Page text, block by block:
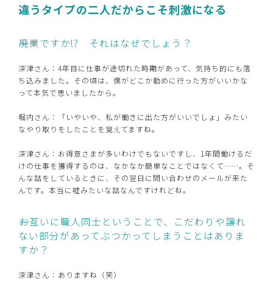
違うタイプの二人だからこそ刺激になる
――廃業ですか!? それはなぜでしょう？
深津さん：4年目に仕事が途切れた時期があって、気持ち的にも落
ち込みました。その頃は、僕がどこか勤めに行った方がいいかな
って本気で思いましたから。
堀内さん：「いやいや、私が働きに出た方がいいでしょ」みたい
なやり取りをしたことを覚えてますね。
深津さん：お得意さまが多いわけでもないですし、1年間働けるだ
けの仕事を獲得するのは、なかなか簡単なことではなくて……。そ
んな話をしているときに、その翌日に問い合わせのメールが来た
んです。本当に嘘みたいな話なんですけれどね。
――お互いに職人同士ということで、こだわりや譲れ
ない部分があってぶつかってしまうことはありま
すか？
深津さん：ありますね（笑）